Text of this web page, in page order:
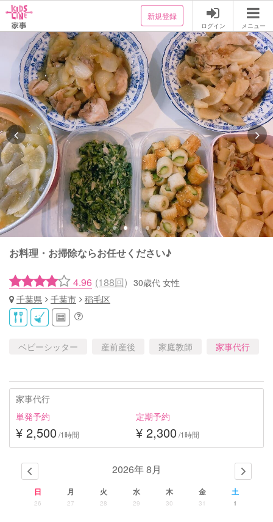
新規登録
ログイン メニュー
お料理・お掃除ならお任せください♪
4.96 (188回) 30歳代 女性
千葉県
千葉市 稲毛区
ベビーシッター 産前産後 家庭教師 家事代行
家事代行
単発予約
¥ 2,500 /1時間
定期予約
¥ 2,300 /1時間
2026年 8月
日 月 火 水 木 金 土
26 27 28 29 30 31 1